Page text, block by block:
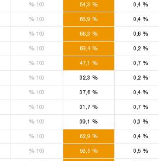
%100 % %
%100 %
68,9 %
%100 % %
%100 %
69,4 %
%100 % %
%100 % %
%100 %
37,6 %
%100 %
31,7 %
%100 % %
%100 %
62,9 %
%100 %
58,5 %